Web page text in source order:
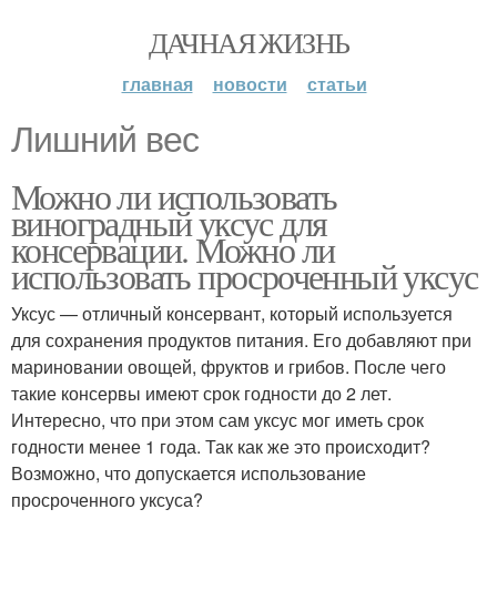
ДАЧНАЯ ЖИЗНЬ
главная новости статьи
Лишний вес
Можно ли использовать
виноградный уксус для
консервации. Можно ли
использовать просроченный уксус
Уксус — отличный консервант, который используется
для сохранения продуктов питания. Его добавляют при
мариновании овощей, фруктов и грибов. После чего
такие консервы имеют срок годности до 2 лет.
Интересно, что при этом сам уксус мог иметь срок
годности менее 1 года. Так как же это происходит?
Возможно, что допускается использование
просроченного уксуса?